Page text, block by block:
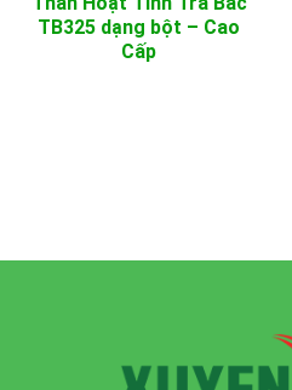
TB325 dạng bột – Cao
Cấp